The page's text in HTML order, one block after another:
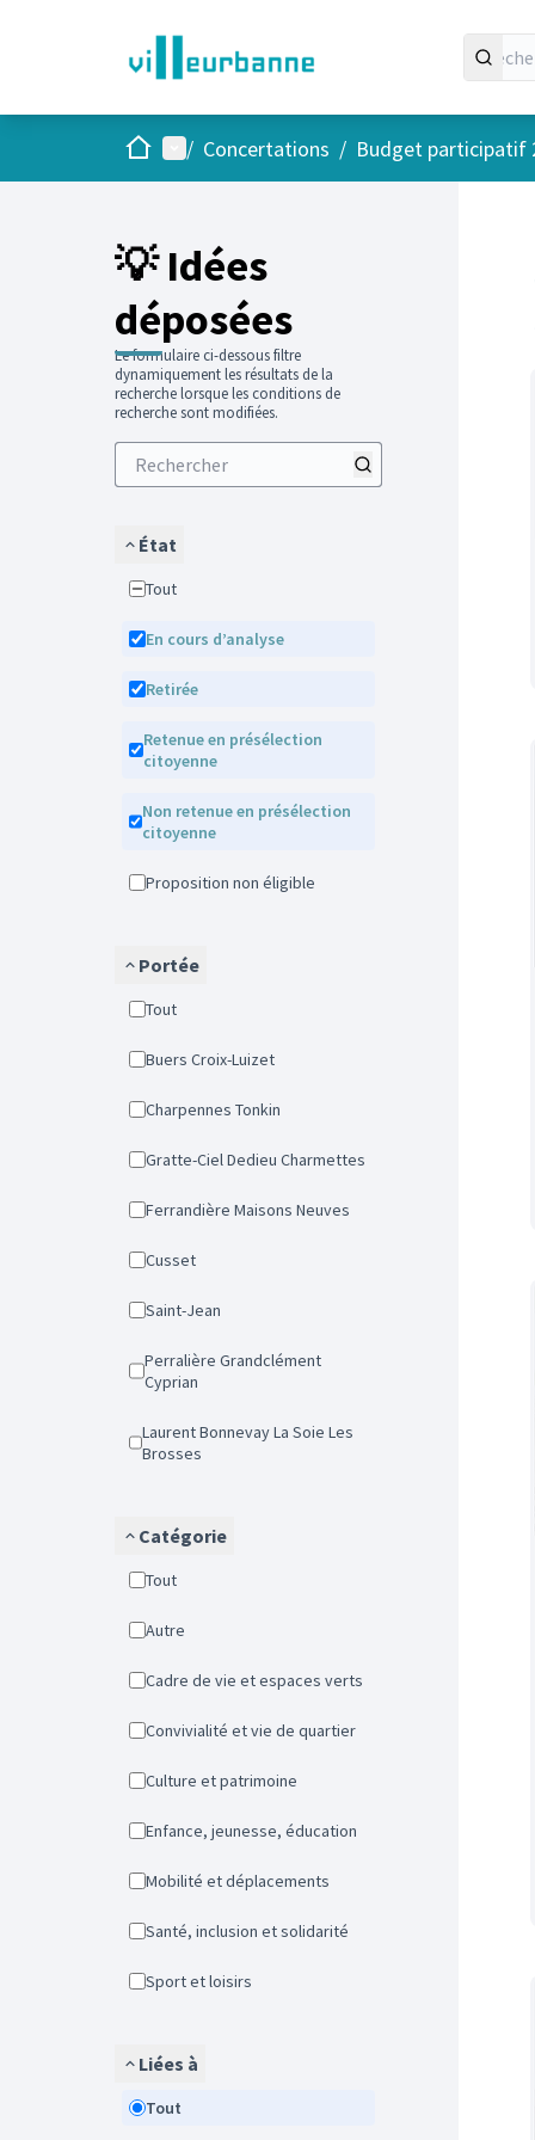
AccueilMenu principal
/ Concertations / Budget participatif
💡 Idées
déposées
Le formulaire ci-dessous filtre
dynamiquement les résultats de la
recherche lorsque les conditions de
recherche sont modifiées.
État
Tout
En cours d’analyse
Retirée
Retenue en présélection
citoyenne
Non retenue en présélection
citoyenne
Proposition non éligible
Portée
Tout
Buers Croix-Luizet
Charpennes Tonkin
Gratte-Ciel Dedieu Charmettes
Ferrandière Maisons Neuves
Cusset
Saint-Jean
Perralière Grandclément
Cyprian
Laurent Bonnevay La Soie Les
Brosses
Catégorie
Tout
Autre
Cadre de vie et espaces verts
Convivialité et vie de quartier
Culture et patrimoine
Enfance, jeunesse, éducation
Mobilité et déplacements
Santé, inclusion et solidarité
Sport et loisirs
Liées à
Tout